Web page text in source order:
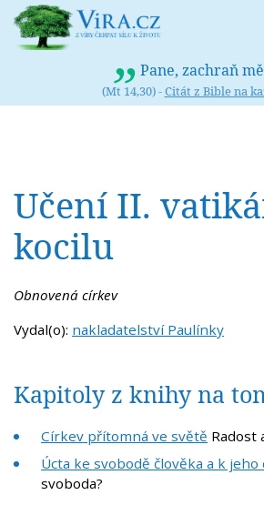
Pane, zachraň
(Mt 14,30) -Citát z Bible na
Učení II.
kocilu
Obnovená církev
Vydal(o): nakladatelství Paulínky
Kapitoly z knihy na
Církev přítomná ve světě Radost
Úcta ke svobodě člověka a k
svoboda?